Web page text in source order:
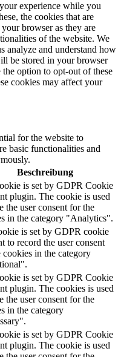
experience while you
the cookies that are
browser as they are
of the website. We
analyze and understand how
be stored in your browser
option to opt-out of these
cookies may affect your
for the website to
basic functionalities and
Beschreibung
is set by GDPR Cookie
plugin. The cookie is used
the user consent for the
in the category "Analytics".
is set by GDPR cookie
to record the user consent
cookies in the category
is set by GDPR Cookie
plugin. The cookies is used
the user consent for the
in the category
is set by GDPR Cookie
plugin. The cookie is used